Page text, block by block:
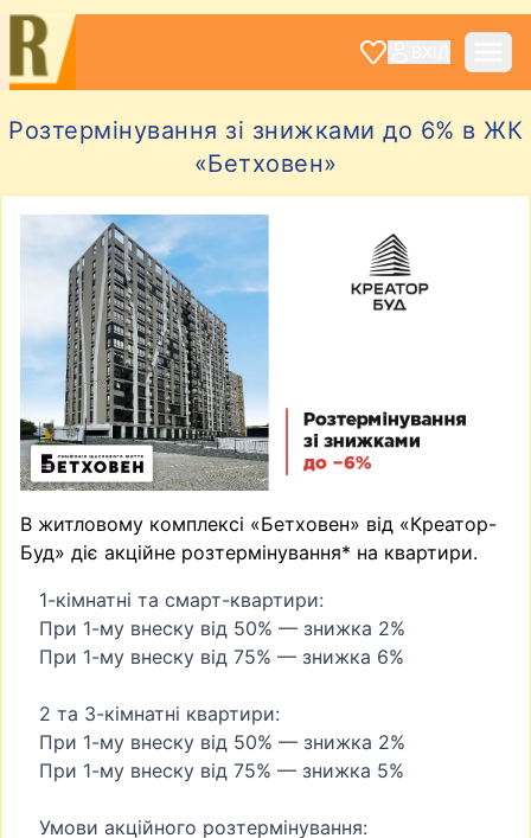
Розтермінування зі знижками до 6% в ЖК
«Бетховен»
В житловому комплексі «Бетховен» від «Креатор-
Буд» діє акційне розтермінування* на квартири.
1-кімнатні та смарт-квартири:
При 1-му внеску від 50% — знижка 2%
При 1-му внеску від 75% — знижка 6%
2 та 3-кімнатні квартири:
При 1-му внеску від 50% — знижка 2%
При 1-му внеску від 75% — знижка 5%
Умови акційного розтермінування: